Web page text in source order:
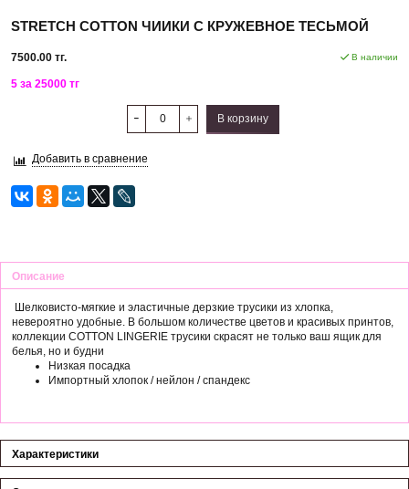
STRETCH COTTON ЧИИКИ С КРУЖЕВНОЕ ТЕСЬМОЙ
7500.00 тг. В наличии
5 за 25000 тг
В корзину
Добавить в сравнение
Описание
Шелковисто-мягкие и эластичные дерзкие трусики из хлопка,
невероятно удобные. В большом количестве цветов и красивых принтов,
коллекции COTTON LINGERIE трусики скрасят не только ваш ящик для
белья, но и будни
Низкая посадка
Импортный хлопок / нейлон / спандекс
Характеристики